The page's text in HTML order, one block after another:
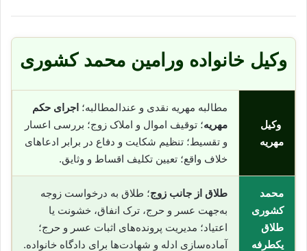
وکیل خانواده ورامین محمد کشوری
وکیل
مهریه
مطالبه مهریه نقدی و عندالمطالبه؛ اجرای حکم
مهریه؛ توقیف اموال و املاک زوج؛ بررسی اعسار
و تقسیط؛ تنظیم شکایت و دفاع در برابر ادعاهای
خلاف واقع؛ تعیین تکلیف اقساط و وثایق.
محمد
کشوری
طلاق
یکطرفه
طلاق از جانب زوج؛ طلاق به درخواست زوجه
به‌جهت عسر و حرج، ترک انفاق، خشونت یا
اعتیاد؛ مدیریت پرونده‌های اثبات عسر و حرج؛
آماده‌سازی ادله و شهادت‌ها برای دادگاه خانواده.